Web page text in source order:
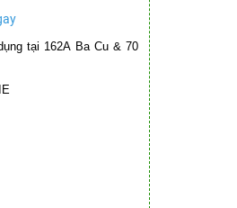
tại 162A Ba Cu & 70